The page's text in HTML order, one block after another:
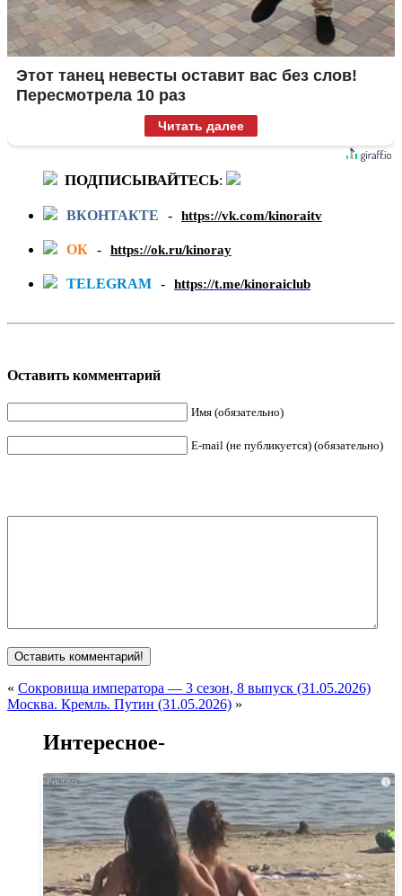
Этот танец невесты оставит вас без слов!
Пересмотрела 10 раз
Читать далее
ПОДПИСЫВАЙТЕСЬ:
ВКОНТАКТЕ - https://vk.com/kinoraitv
ОК - https://ok.ru/kinoray
TELEGRAM - https://t.me/kinoraiclub
Оставить комментарий
Имя (обязательно)
E-mail (не публикуется) (обязательно)
« Сокровища императора — 3 сезон, 8 выпуск (31.05.2026)
Москва. Кремль. Путин (31.05.2026) »
Интересное-
i